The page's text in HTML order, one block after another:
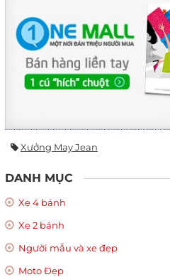
Xưởng May Jean
DANH MỤC
Xe 4 bánh
Xe 2 bánh
Người mẫu và xe đẹp
Moto Đẹp